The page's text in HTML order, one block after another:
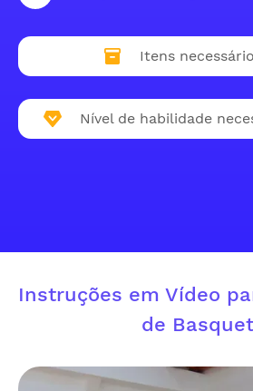
Itens
Nível de habilidade
Instruções em Vídeo
de